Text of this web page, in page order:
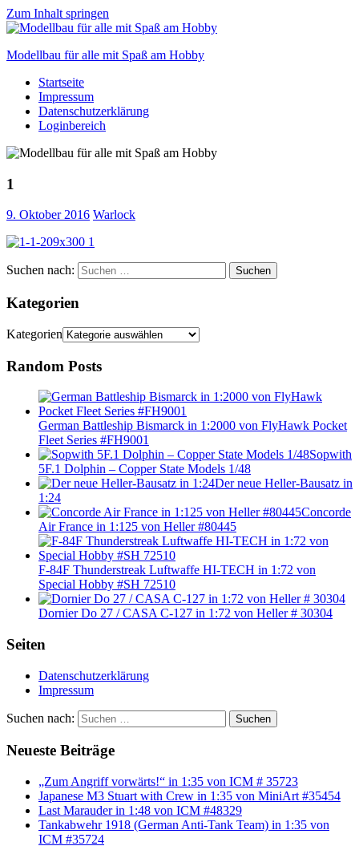
Zum Inhalt springen
Modellbau für alle mit Spaß am Hobby
Scale
modelling
to
Startseite
Impressum
Datenschutzerklärung
Loginbereich
1
9. Oktober 2016 Warlock
Suchen nach: Suchen
Kategorien
Kategorien
Random Posts
German Battleship Bismarck in 1:2000 von FlyHawk Pocket
Fleet Series #FH9001
Sopwith
5F.1 Dolphin – Copper State Models 1/48
Der neue Heller-Bausatz in
1:24
Concorde
Air France in 1:125 von Heller #80445
F-84F Thunderstreak Luftwaffe HI-TECH in 1:72 von
Special Hobby #SH 72510
Dornier Do 27 / CASA C-127 in 1:72 von Heller # 30304
Seiten
Datenschutzerklärung
Impressum
Suchen nach: Suchen
Neueste Beiträge
„Zum Angriff vorwärts!“ in 1:35 von ICM # 35723
Japanese M3 Stuart with Crew in 1:35 von MiniArt #35454
Last Marauder in 1:48 von ICM #48329
Tankabwehr 1918 (German Anti-Tank Team) in 1:35 von
ICM #35724